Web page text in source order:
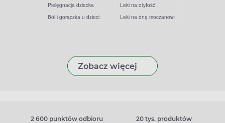
Pielęgnacja dziecka
Ból i gorączka u dzieci
Leki na otyłość
Leki na dnę moczanową
Zobacz więcej
2 600 punktów odbioru 20 tys. produktów